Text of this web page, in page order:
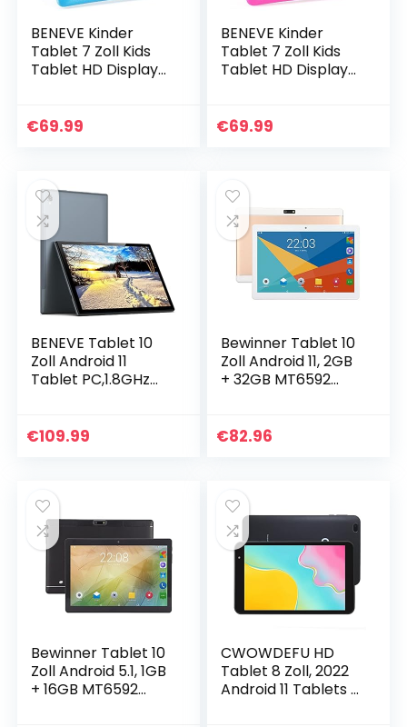
BENEVE Kinder
Tablet 7 Zoll Kids
Tablet HD Display
Tablet Kids Edition
€69.99
BENEVE Kinder
Tablet 7 Zoll Kids
Tablet HD Display
Tablet Kids Edition
€69.99
BENEVE Tablet 10
Zoll Android 11
Tablet PC,1.8GHz
RAM,32GB ROM,
€109.99
Bewinner Tablet 10
Zoll Android 11, 2GB
+ 32GB MT6592
Screen, 2MP+5MP,
€82.96
Bewinner Tablet 10
Zoll Android 5.1, 1GB
+ 16GB MT6592
CWOWDEFU HD
Tablet 8 Zoll, 2022
Android 11 Tablets 8